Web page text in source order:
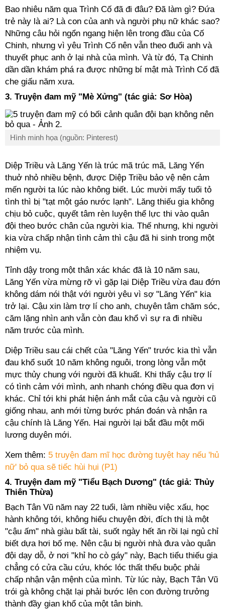
Bao nhiêu năm qua Trình Cố đã đi đâu? Đã làm gì? Đứa
trẻ này là ai? Là con của anh và người phụ nữ khác sao?
Những câu hỏi ngổn ngang hiện lên trong đầu của Cố
Chinh, nhưng vì yêu Trình Cố nên vẫn theo đuổi anh và
thuyết phục anh ở lại nhà của mình. Và từ đó, Tạ Chinh
dần dần khám phá ra được những bí mật mà Trình Cố đã
che giấu năm xưa.
3. Truyện đam mỹ "Mè Xửng" (tác giả: Sơ Hòa)
Hình minh họa (nguồn: Pinterest)
Diệp Triều và Lăng Yến là trúc mã trúc mã, Lăng Yến
thuở nhỏ nhiều bệnh, được Diệp Triều bảo vệ nên cảm
mến người ta lúc nào không biết. Lúc mười mấy tuổi tỏ
tình thì bị "tạt một gáo nước lạnh". Lăng thiếu gia không
chịu bỏ cuộc, quyết tâm rèn luyện thể lực thi vào quân
đội theo bước chân của người kia. Thế nhưng, khi người
kia vừa chấp nhận tình cảm thì cậu đã hi sinh trong một
nhiệm vụ.
Tỉnh dậy trong một thân xác khác đã là 10 năm sau,
Lăng Yến vừa mừng rỡ vì gặp lại Diệp Triều vừa đau đớn
không dám nói thật với người yêu vì sợ "Lăng Yến" kia
trở lại. Cậu xin làm trợ lí cho anh, chuyên tâm chăm sóc,
căm lặng nhìn anh vẫn còn đau khổ vì sự ra đi nhiều
năm trước của mình.
Diệp Triều sau cái chết của "Lăng Yến" trước kia thì vẫn
đau khổ suốt 10 năm không nguôi, trong lòng vẫn một
mực thủy chung với người đã khuất. Khi thấy cậu trợ lí
có tình cảm với mình, anh nhanh chóng điều qua đơn vị
khác. Chỉ tới khi phát hiện ánh mắt của cậu và người cũ
giống nhau, anh mới từng bước phán đoán và nhận ra
cậu chính là Lăng Yến. Hai người lại bắt đầu một mối
lương duyên mới.
Xem thêm: 5 truyện đam mĩ học đường tuyệt hay nếu 'hủ
nữ' bỏ qua sẽ tiếc hùi hụi (P1)
4. Truyện đam mỹ "Tiểu Bạch Dương" (tác giả: Thủy
Thiên Thừa)
Bạch Tân Vũ năm nay 22 tuổi, làm nhiều việc xấu, học
hành không tới, không hiểu chuyện đời, đích thị là một
"cậu ấm" nhà giàu bất tài, suốt ngày hết ăn rồi lại ngủ chỉ
biết dựa hơi bố mẹ. Nên cậu bị người nhà đưa vào quân
đội dạy dỗ, ở nơi "khỉ ho cò gáy" này, Bạch tiểu thiếu gia
chẳng có cửa cầu cứu, khóc lóc thất thểu buộc phải
chấp nhận vận mệnh của mình. Từ lúc này, Bạch Tân Vũ
trói gà không chặt lại phải bước lên con đường trưởng
thành đầy gian khổ của một tân binh.